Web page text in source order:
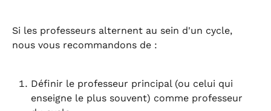
Si les professeurs alternent au sein d'un cycle,
nous vous recommandons de :
Définir le professeur principal (ou celui qui
enseigne le plus souvent) comme professeur